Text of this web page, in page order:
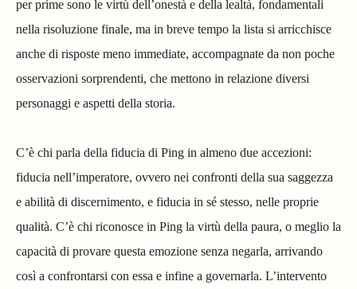
per prime sono le virtù dell’onestà e della lealtà, fondamentali
nella risoluzione finale, ma in breve tempo la lista si arricchisce
anche di risposte meno immediate, accompagnate da non poche
osservazioni sorprendenti, che mettono in relazione diversi
personaggi e aspetti della storia.
C’è chi parla della fiducia di Ping in almeno due accezioni:
fiducia nell’imperatore, ovvero nei confronti della sua saggezza
e abilità di discernimento, e fiducia in sé stesso, nelle proprie
qualità. C’è chi riconosce in Ping la virtù della paura, o meglio la
capacità di provare questa emozione senza negarla, arrivando
così a confrontarsi con essa e infine a governarla. L’intervento